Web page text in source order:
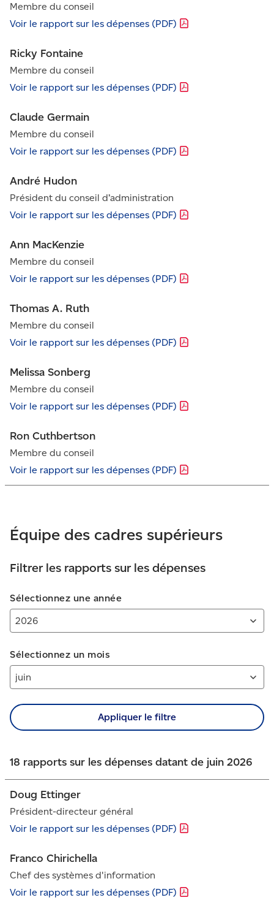
Membre du conseil
Voir le rapport sur les dépenses (PDF)
Ricky Fontaine
Membre du conseil
Voir le rapport sur les dépenses (PDF)
Claude Germain
Membre du conseil
Voir le rapport sur les dépenses (PDF)
André Hudon
Président du conseil d’administration
Voir le rapport sur les dépenses (PDF)
Ann MacKenzie
Membre du conseil
Voir le rapport sur les dépenses (PDF)
Thomas A. Ruth
Membre du conseil
Voir le rapport sur les dépenses (PDF)
Melissa Sonberg
Membre du conseil
Voir le rapport sur les dépenses (PDF)
Ron Cuthbertson
Membre du conseil
Voir le rapport sur les dépenses (PDF)
Équipe des cadres supérieurs
Filtrer les rapports sur les dépenses
Sélectionnez une année
Sélectionnez un mois
Appliquer le filtre
18 rapports sur les dépenses datant de juin 2026
Doug Ettinger
Président-directeur général
Voir le rapport sur les dépenses (PDF)
Franco Chirichella
Chef des systèmes d'information
Voir le rapport sur les dépenses (PDF)